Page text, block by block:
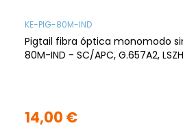
KE-PIG-80M-IND
Pigtail fibra óptica monomodo
80M-IND - SC/APC, G.657A2,
14,00 €